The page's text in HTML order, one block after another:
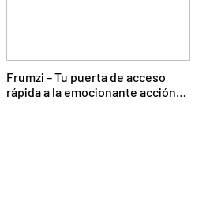
Frumzi – Tu puerta de acceso
rápida a la emocionante acción